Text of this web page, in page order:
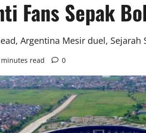
Fans Sepak
Argentina Mesir duel, Sejarah
read 0